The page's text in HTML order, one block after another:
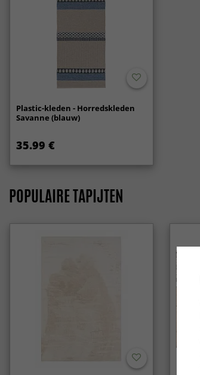
Plastic-kleden - Horredskleden
Savanne (blauw)
35.99 €
POPULAIRE TAPIJTEN